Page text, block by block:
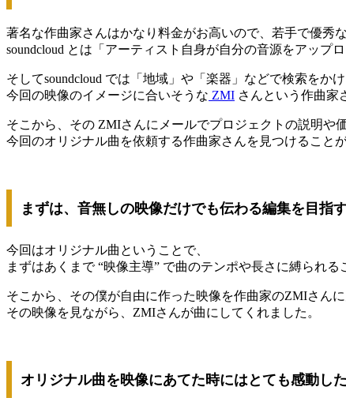
著名な作曲家さんはかなり料金がお高いので、若手で優秀
soundcloud とは「アーティスト自身が自分の音源をアップ
そしてsoundcloud では「地域」や「楽器」などで検索をか
今回の映像のイメージに合いそうな ZMI さんという作曲家
そこから、その ZMIさんにメールでプロジェクトの説明や
今回のオリジナル曲を依頼する作曲家さんを見つけることが
まずは、音無しの映像だけでも伝わる編集を目指
今回はオリジナル曲ということで、
まずはあくまで “映像主導” で曲のテンポや長さに縛られ
そこから、その僕が自由に作った映像を作曲家のZMIさん
その映像を見ながら、ZMIさんが曲にしてくれました。
オリジナル曲を映像にあてた時にはとても感動した